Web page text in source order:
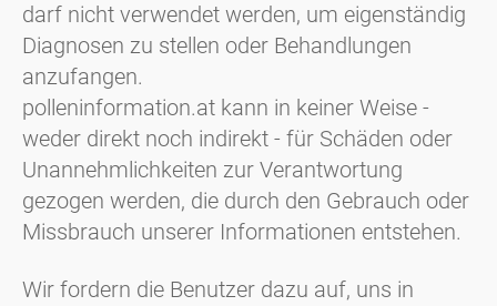
darf nicht verwendet werden, um eigenständig
Diagnosen zu stellen oder Behandlungen
anzufangen.
polleninformation.at kann in keiner Weise -
weder direkt noch indirekt - für Schäden oder
Unannehmlichkeiten zur Verantwortung
gezogen werden, die durch den Gebrauch oder
Missbrauch unserer Informationen entstehen.
Wir fordern die Benutzer dazu auf, uns in